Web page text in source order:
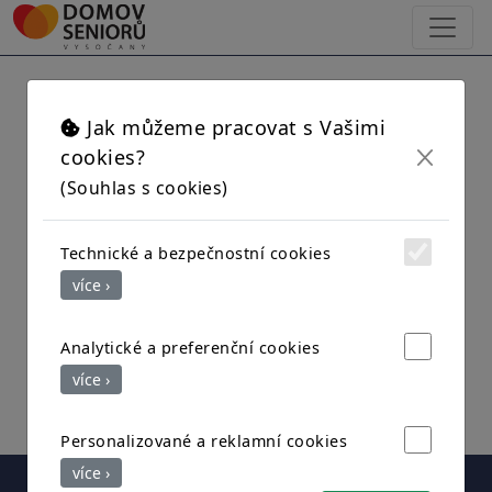
Pokud vedení Domova chcete sdělit stížnost,
můžete nás kontaktovat prostřednictvím
formuláře pod tlačítkem "Napsat stížnost",
nebo na emailu:
whistleblowing@dsvysocany.cz
nám zde zanechte svůj email, na který Vám
×
Jak můžeme pracovat s Vašimi
cookies?
(Souhlas s cookies)
Technické a bezpečnostní cookies
více ›
Analytické a preferenční cookies
více ›
Personalizované a reklamní cookies
více ›